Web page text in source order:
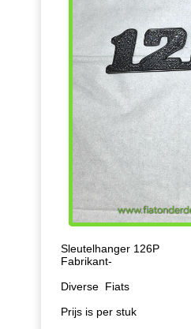
Sleutelhanger 126P
Fabrikant-
Diverse Fiats
Prijs is per stuk